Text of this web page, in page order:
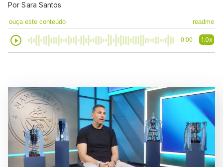
PorSara Santos
ouça este conteúdo readme
0:00 1.0x